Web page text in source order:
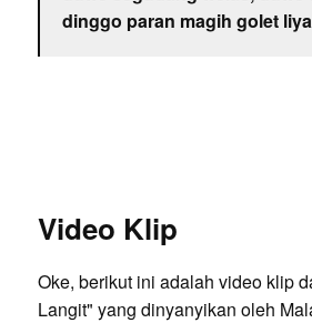
dinggo paran magih golet
Video Klip
Oke, berikut ini adalah video klip
Langit" yang dinyanyikan oleh